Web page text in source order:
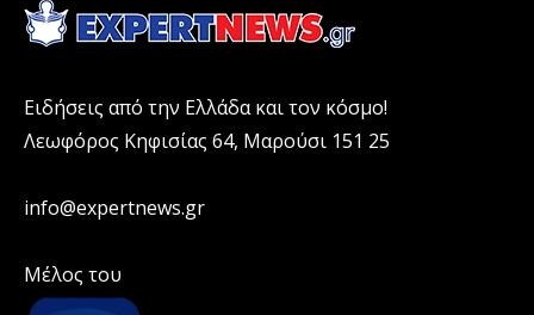
Ειδήσεις από την Ελλάδα και τον κόσμο!
Λεωφόρος Κηφισίας 64, Μαρούσι 151 25
info@expertnews.gr
Μέλος του